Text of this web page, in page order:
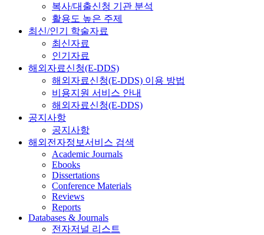
복사/대출신청 기관 분석
활용도 높은 주제
최신/인기 학술자료
최신자료
인기자료
해외자료신청(E-DDS)
해외자료신청(E-DDS) 이용 방법
비용지원 서비스 안내
해외자료신청(E-DDS)
공지사항
공지사항
해외전자정보서비스 검색
Academic Journals
Ebooks
Dissertations
Conference Materials
Reviews
Reports
Databases & Journals
전자저널 리스트